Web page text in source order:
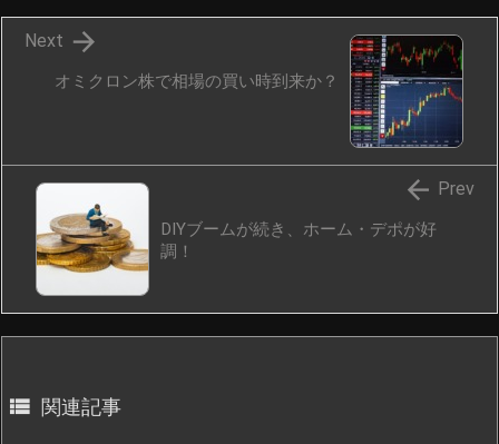
オミクロン株で相場の買い時到来か？

Next
DIYブームが続き、ホーム・デポが好
調！
 Prev
 関連記事